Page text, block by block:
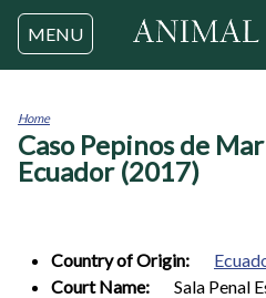
Jump to
MENU
You
are
here
Home
Caso Pepinos de
Ecuador (2017)
Country of Origin:
Court Name:
Sala Penal